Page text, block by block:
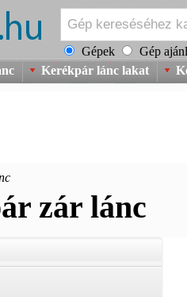
Gépek
Gép
Kerékpár lánc lakat
zár lánc